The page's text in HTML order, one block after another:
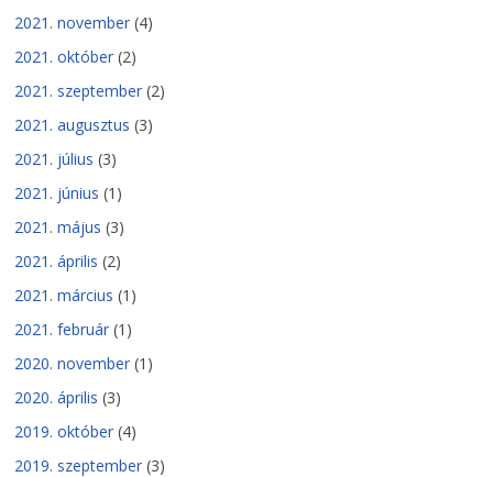
2021. november (4)
2021. október (2)
2021. szeptember (2)
2021. augusztus (3)
2021. július (3)
2021. június (1)
2021. május (3)
2021. április (2)
2021. március (1)
2021. február (1)
2020. november (1)
2020. április (3)
2019. október (4)
2019. szeptember (3)